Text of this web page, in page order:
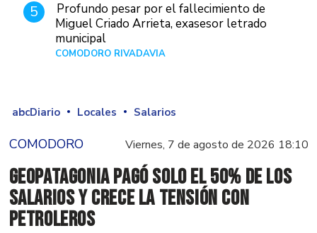
5
Profundo pesar por el fallecimiento de
Miguel Criado Arrieta, exasesor letrado
municipal
COMODORO RIVADAVIA
abcDiario Locales Salarios
COMODORO Viernes, 7 de agosto de 2026 18:10
GeoPatagonia pagó solo el 50% de los
salarios y crece la tensión con
Petroleros